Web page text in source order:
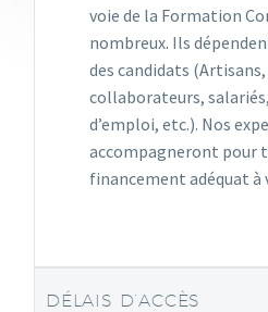
voie de la Formation
nombreux. Ils
des candidats
collaborateurs,
d’emploi, etc.). Nos
accompagneront pour
financement adéquat
DÉLAIS D’ACCÈS